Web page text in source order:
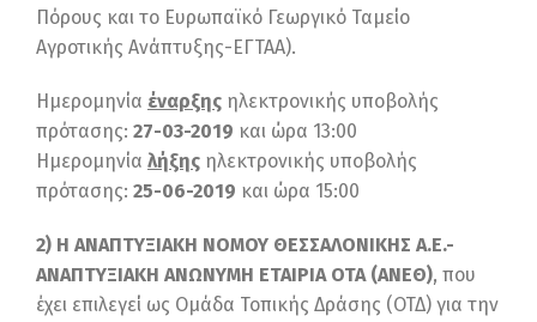
Πόρους και το Ευρωπαϊκό Γεωργικό Ταμείο
Αγροτικής Ανάπτυξης-ΕΓΤΑΑ).
Ημερομηνία έναρξης ηλεκτρονικής υποβολής
πρότασης: 27-03-2019 και ώρα 13:00
Ημερομηνία λήξης ηλεκτρονικής υποβολής
πρότασης: 25-06-2019 και ώρα 15:00
2) Η ΑΝΑΠΤΥΞΙΑΚΗ ΝΟΜΟΥ ΘΕΣΣΑΛΟΝΙΚΗΣ Α.Ε.-
ΑΝΑΠΤΥΞΙΑΚΗ ΑΝΩΝΥΜΗ ΕΤΑΙΡΙΑ ΟΤΑ (ΑΝΕΘ), που
έχει επιλεγεί ως Ομάδα Τοπικής Δράσης (ΟΤΔ) για την